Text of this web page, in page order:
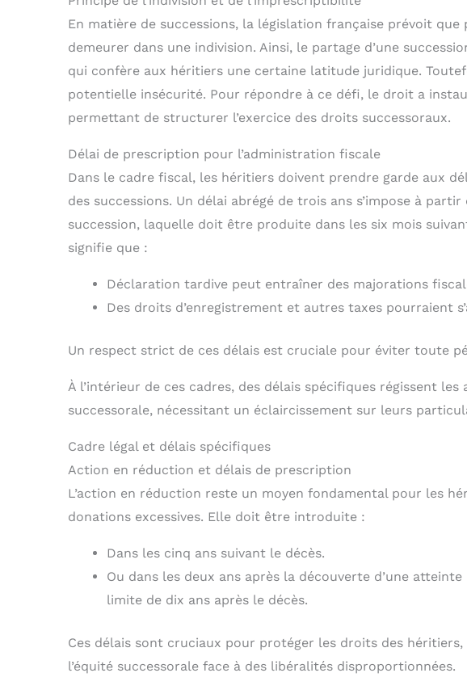
En matière de successions, la législation française prévoit
demeurer dans une indivision. Ainsi, le partage d’une
qui confère aux héritiers une certaine latitude juridique.
potentielle insécurité. Pour répondre à ce défi, le droit a
permettant de structurer l’exercice des droits successoraux.
Délai de prescription pour l’administration fiscale
Dans le cadre fiscal, les héritiers doivent prendre garde aux
des successions. Un délai abrégé de trois ans s’impose à
succession, laquelle doit être produite dans les six mois
signifie que :
Déclaration tardive peut entraîner des majorations
Des droits d’enregistrement et autres taxes pourraient
Un respect strict de ces délais est cruciale pour éviter toute
À l’intérieur de ces cadres, des délais spécifiques régissent
successorale, nécessitant un éclaircissement sur leurs
Cadre légal et délais spécifiques
Action en réduction et délais de prescription
L’action en réduction reste un moyen fondamental pour les
donations excessives. Elle doit être introduite :
Dans les cinq ans suivant le décès.
Ou dans les deux ans après la découverte d’une
limite de dix ans après le décès.
Ces délais sont cruciaux pour protéger les droits des
l’équité successorale face à des libéralités disproportionnées.